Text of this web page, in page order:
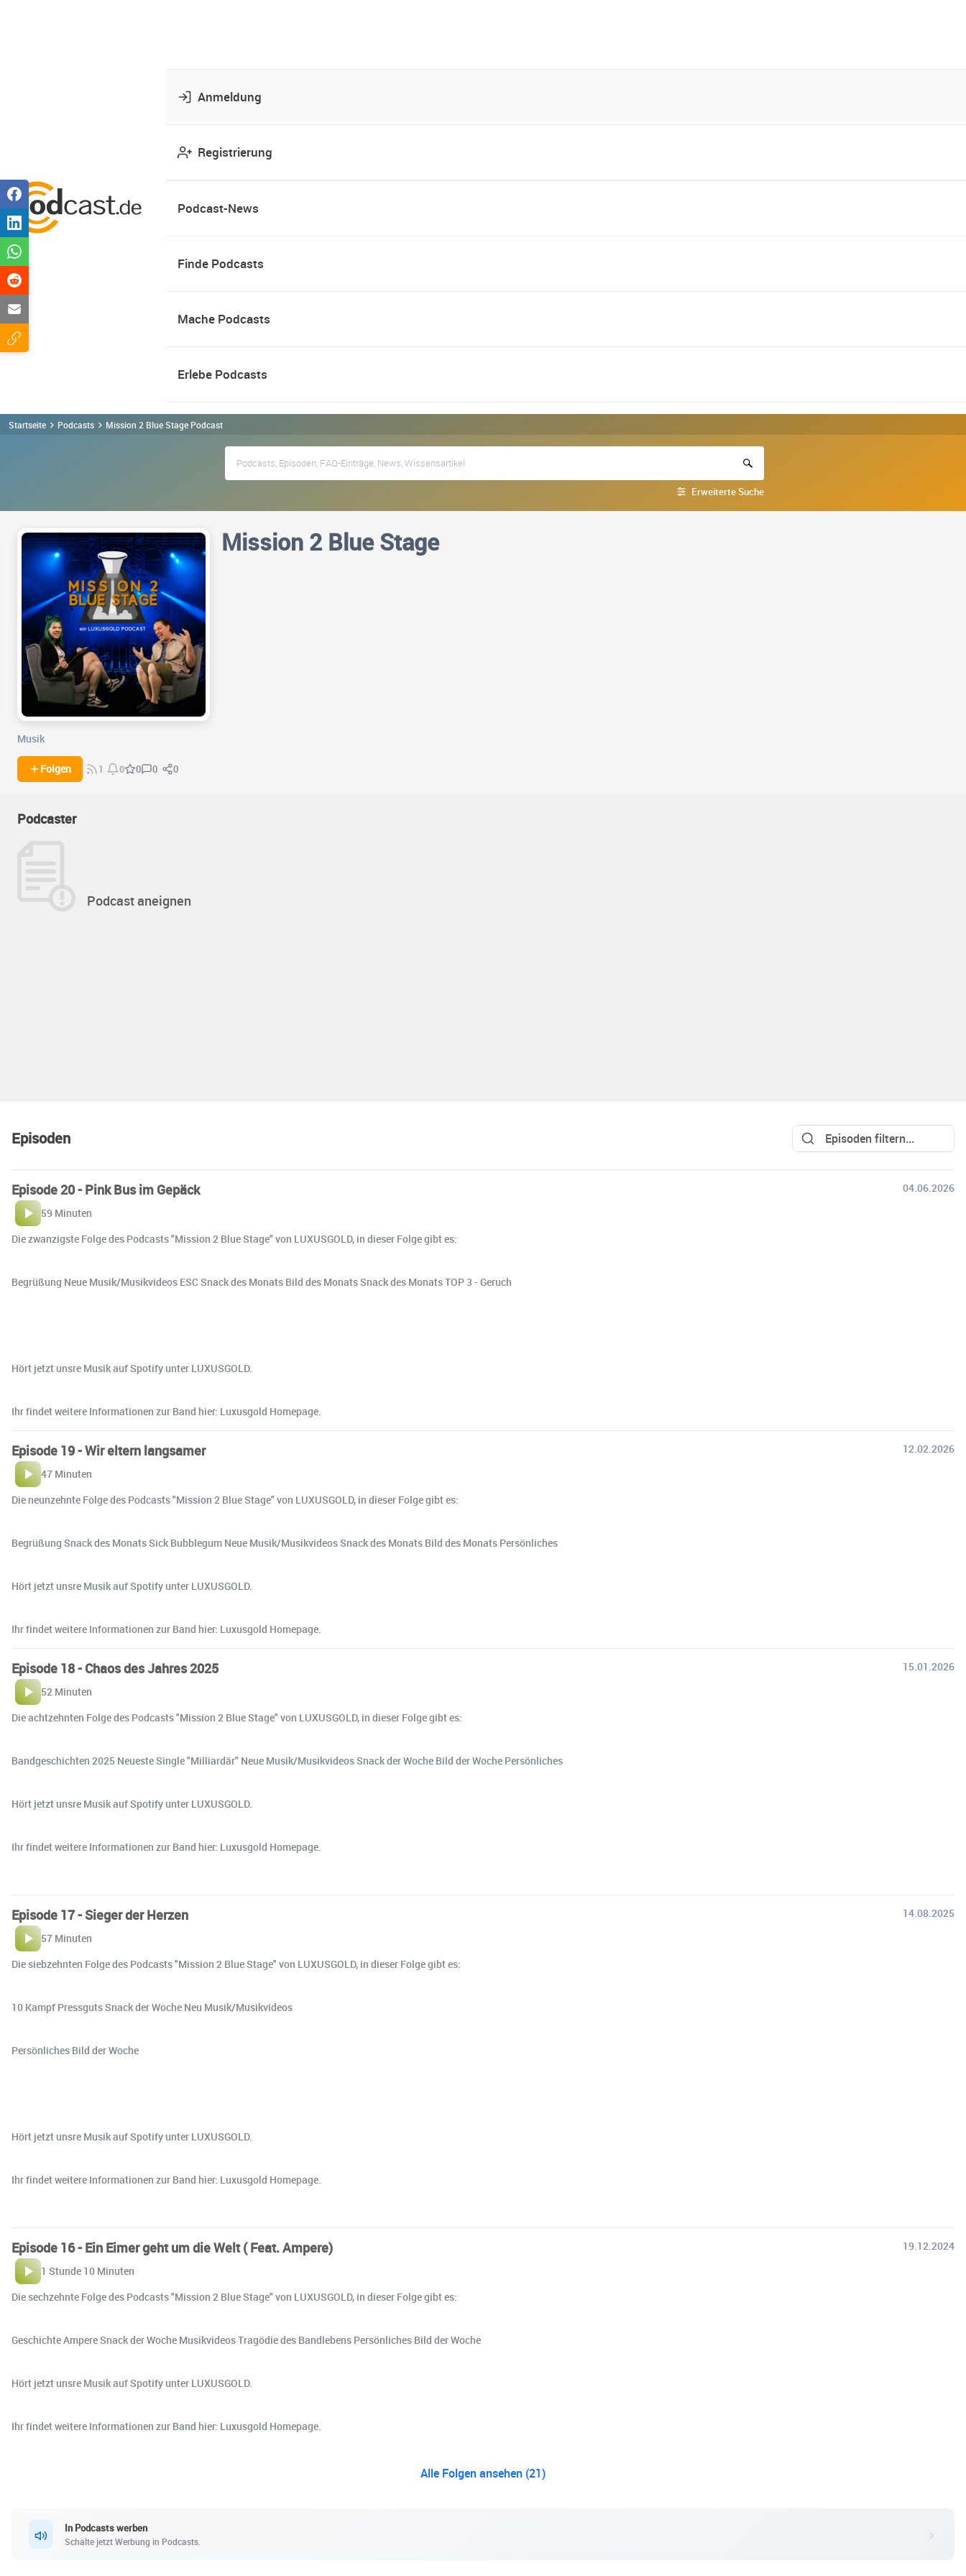
Anmeldung
Registrierung
Podcast-News
Finde Podcasts
Mache Podcasts
Erlebe Podcasts
Startseite Podcasts Mission 2 Blue Stage Podcast
Erweiterte Suche
Mission 2 Blue Stage
Musik
Folgen 1 0 0 0 0
Podcaster
Podcast aneignen
Episoden
Episode 20 - Pink Bus im Gepäck
04.06.2026
59 Minuten
Die zwanzigste Folge des Podcasts "Mission 2 Blue Stage" von LUXUSGOLD, in dieser Folge gibt es:
Begrüßung Neue Musik/Musikvideos ESC Snack des Monats Bild des Monats Snack des Monats TOP 3 - Geruch
Hört jetzt unsre Musik auf Spotify unter ⁠⁠⁠⁠⁠⁠⁠⁠⁠⁠⁠⁠⁠⁠⁠⁠⁠LUXUSGOLD⁠⁠⁠⁠⁠⁠⁠⁠⁠⁠⁠⁠⁠⁠⁠⁠⁠.
Ihr findet weitere Informationen zur Band hier: ⁠⁠⁠⁠⁠⁠⁠⁠⁠⁠⁠⁠⁠⁠⁠⁠⁠Luxusgold Homepage⁠⁠⁠⁠⁠⁠⁠⁠⁠⁠⁠⁠⁠⁠⁠⁠⁠.
Episode 19 - Wir eltern langsamer
12.02.2026
47 Minuten
Die neunzehnte Folge des Podcasts "Mission 2 Blue Stage" von LUXUSGOLD, in dieser Folge gibt es:
Begrüßung Snack des Monats Sick Bubblegum Neue Musik/Musikvideos Snack des Monats Bild des Monats Persönliches
Hört jetzt unsre Musik auf Spotify unter ⁠⁠⁠⁠⁠⁠⁠⁠⁠⁠⁠⁠⁠⁠⁠⁠LUXUSGOLD⁠⁠⁠⁠⁠⁠⁠⁠⁠⁠⁠⁠⁠⁠⁠⁠.
Ihr findet weitere Informationen zur Band hier: ⁠⁠⁠⁠⁠⁠⁠⁠⁠⁠⁠⁠⁠⁠⁠⁠Luxusgold Homepage⁠⁠⁠⁠⁠⁠⁠⁠⁠⁠⁠⁠⁠⁠⁠⁠.
Episode 18 - Chaos des Jahres 2025
15.01.2026
52 Minuten
Die achtzehnten Folge des Podcasts "Mission 2 Blue Stage" von LUXUSGOLD, in dieser Folge gibt es:
Bandgeschichten 2025 Neueste Single "Milliardär" Neue Musik/Musikvideos Snack der Woche Bild der Woche Persönliches
Hört jetzt unsre Musik auf Spotify unter ⁠⁠⁠⁠⁠⁠⁠⁠⁠⁠⁠⁠⁠⁠⁠LUXUSGOLD⁠⁠⁠⁠⁠⁠⁠⁠⁠⁠⁠⁠⁠⁠⁠.
Ihr findet weitere Informationen zur Band hier: ⁠⁠⁠⁠⁠⁠⁠⁠⁠⁠⁠⁠⁠⁠⁠Luxusgold Homepage⁠⁠⁠⁠⁠⁠⁠⁠⁠⁠⁠⁠⁠⁠⁠.
Episode 17 - Sieger der Herzen
14.08.2025
57 Minuten
Die siebzehnten Folge des Podcasts "Mission 2 Blue Stage" von LUXUSGOLD, in dieser Folge gibt es:
10 Kampf Pressguts Snack der Woche Neu Musik/Musikvideos
Persönliches Bild der Woche
Hört jetzt unsre Musik auf Spotify unter ⁠⁠⁠⁠⁠⁠⁠⁠⁠⁠⁠⁠⁠⁠LUXUSGOLD⁠⁠⁠⁠⁠⁠⁠⁠⁠⁠⁠⁠⁠⁠.
Ihr findet weitere Informationen zur Band hier: ⁠⁠⁠⁠⁠⁠⁠⁠⁠⁠⁠⁠⁠⁠Luxusgold Homepage⁠⁠⁠⁠⁠⁠⁠⁠⁠⁠⁠⁠⁠⁠.
Episode 16 - Ein Eimer geht um die Welt ( Feat. Ampere)
19.12.2024
1 Stunde 10 Minuten
Die sechzehnte Folge des Podcasts "Mission 2 Blue Stage" von LUXUSGOLD, in dieser Folge gibt es:
Geschichte Ampere Snack der Woche Musikvideos Tragödie des Bandlebens Persönliches Bild der Woche
Hört jetzt unsre Musik auf Spotify unter ⁠⁠⁠⁠⁠⁠⁠⁠⁠⁠⁠⁠⁠LUXUSGOLD⁠⁠⁠⁠⁠⁠⁠⁠⁠⁠⁠⁠⁠.
Ihr findet weitere Informationen zur Band hier: ⁠⁠⁠⁠⁠⁠⁠⁠⁠⁠⁠⁠⁠Luxusgold Homepage⁠⁠⁠⁠⁠⁠⁠⁠⁠⁠⁠⁠⁠.
Alle Folgen ansehen (21)
In Podcasts werben
Schalte jetzt Werbung in Podcasts.